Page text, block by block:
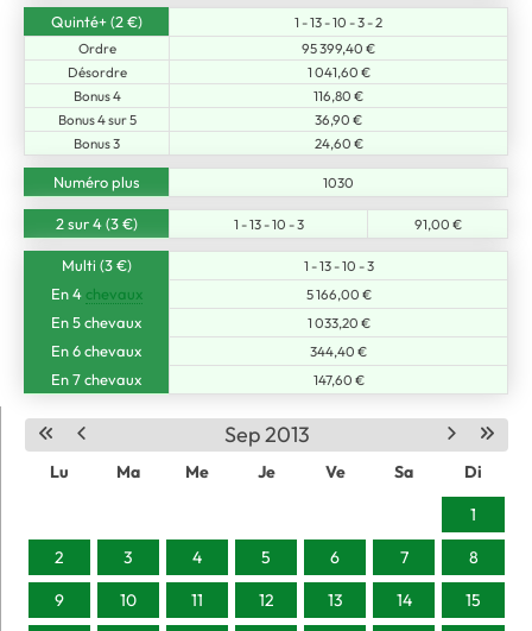
Sep 2013
Lu Ma Me Je Ve Sa
Di
1
2
3 4 5 6 7
8
9
10 11 12 13 14
15
Quinté+ (2 €)
1 - 13 - 10 - 3 - 2
Ordre
95 399,40 €
Désordre
1 041,60 €
Bonus 4
116,80 €
Bonus 4 sur 5
36,90 €
Bonus 3
24,60 €
Numéro plus 1030
2 sur 4 (3 €) 1 - 13 - 10 - 3 91,00 €
Multi (3 €) 1 - 13 - 10 - 3
En 4 chevaux 5 166,00 €
En 5 chevaux 1 033,20 €
En 6 chevaux 344,40 €
En 7 chevaux 147,60 €